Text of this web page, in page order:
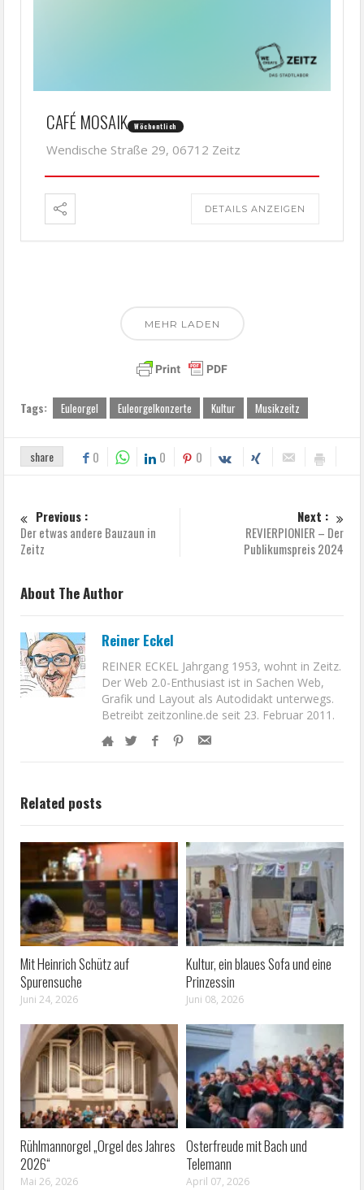
CAFÉ MOSAIK Wöchentlich
Wendische Straße 29, 06712 Zeitz
DETAILS ANZEIGEN
MEHR LADEN
Tags: Euleorgel Euleorgelkonzerte Kultur Musikzeitz
share 0 0 0
Previous :
Der etwas andere Bauzaun in
Zeitz
Next :
REVIERPIONIER – Der
Publikumspreis 2024
About The Author
Reiner Eckel
REINER ECKEL Jahrgang 1953, wohnt in Zeitz.
Der Web 2.0-Enthusiast ist in Sachen Web,
Grafik und Layout als Autodidakt unterwegs.
Betreibt zeitzonline.de seit 23. Februar 2011.
Related posts
Mit Heinrich Schütz auf
Spurensuche
Juni 24, 2026
Kultur, ein blaues Sofa und eine
Prinzessin
Juni 08, 2026
Rühlmannorgel „Orgel des Jahres
2026“
Mai 26, 2026
Osterfreude mit Bach und
Telemann
April 07, 2026